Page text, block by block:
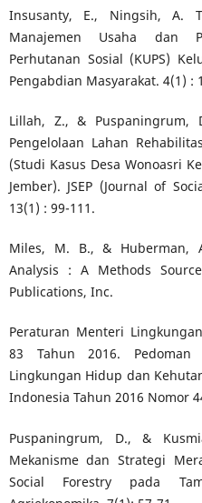
Insusanty, E., Ningsih, A.
Manajemen Usaha dan
Perhutanan Sosial (KUPS)
Pengabdian Masyarakat. 4(1) :
Lillah, Z., & Puspaningrum,
Pengelolaan Lahan
(Studi Kasus Desa Wonoasri
Jember). JSEP (Journal of
13(1) : 99-111.
Miles, M. B., & Huberman,
Analysis : A Methods
Publications, Inc.
Peraturan Menteri
83 Tahun 2016. Pedoman
Lingkungan Hidup dan
Indonesia Tahun 2016 Nomor
Puspaningrum, D., &
Mekanisme dan Strategi
Social Forestry pada